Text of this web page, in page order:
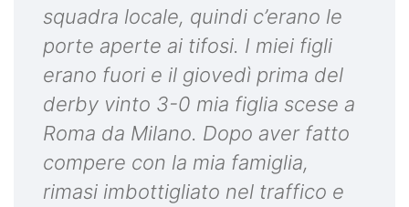
squadra locale, quindi c’erano le
porte aperte ai tifosi. I miei figli
erano fuori e il giovedì prima del
derby vinto 3-0 mia figlia scese a
Roma da Milano. Dopo aver fatto
compere con la mia famiglia,
rimasi imbottigliato nel traffico e